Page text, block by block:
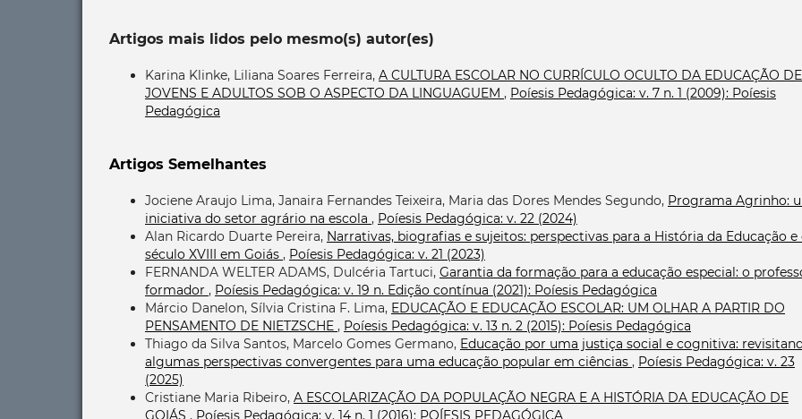
Artigos mais lidos pelo mesmo(s) autor(es)
Karina Klinke, Liliana Soares Ferreira, A CULTURA ESCOLAR NO CURRÍCULO OCULTO DA EDUCAÇÃO DE
JOVENS E ADULTOS SOB O ASPECTO DA LINGUAGUEM , Poíesis Pedagógica: v. 7 n. 1 (2009): Poíesis
Pedagógica
Artigos Semelhantes
Jociene Araujo Lima, Janaira Fernandes Teixeira, Maria das Dores Mendes Segundo, Programa Agrinho:
iniciativa do setor agrário na escola , Poíesis Pedagógica: v. 22 (2024)
Alan Ricardo Duarte Pereira, Narrativas, biografias e sujeitos: perspectivas para a História da Educação e
século XVIII em Goiás , Poíesis Pedagógica: v. 21 (2023)
FERNANDA WELTER ADAMS, Dulcéria Tartuci, Garantia da formação para a educação especial: o
formador , Poíesis Pedagógica: v. 19 n. Edição contínua (2021): Poíesis Pedagógica
Márcio Danelon, Sílvia Cristina F. Lima, EDUCAÇÃO E EDUCAÇÃO ESCOLAR: UM OLHAR A PARTIR DO
PENSAMENTO DE NIETZSCHE , Poíesis Pedagógica: v. 13 n. 2 (2015): Poíesis Pedagógica
Thiago da Silva Santos, Marcelo Gomes Germano, Educação por uma justiça social e cognitiva:
algumas perspectivas convergentes para uma educação popular em ciências , Poíesis Pedagógica: v. 23
(2025)
Cristiane Maria Ribeiro, A ESCOLARIZAÇÃO DA POPULAÇÃO NEGRA E A HISTÓRIA DA EDUCAÇÃO DE
GOIÁS , Poíesis Pedagógica: v. 14 n. 1 (2016): POÍESIS PEDAGÓGICA